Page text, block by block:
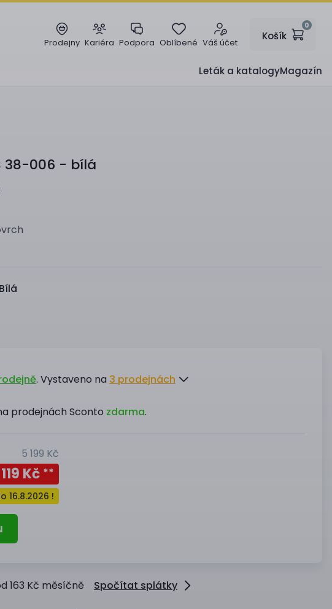
Prodejny Kariéra Podpora Oblíbené Váš účet
Košík
0
Leták a katalogyMagazín
38-006 - bílá
Bílá
. Vystaveno na 3 prodejnách
prodejnách Sconto zdarma.
5 199 Kč
Kč **
16.8.2026 !
163 Kč měsíčně Spočítat splátky